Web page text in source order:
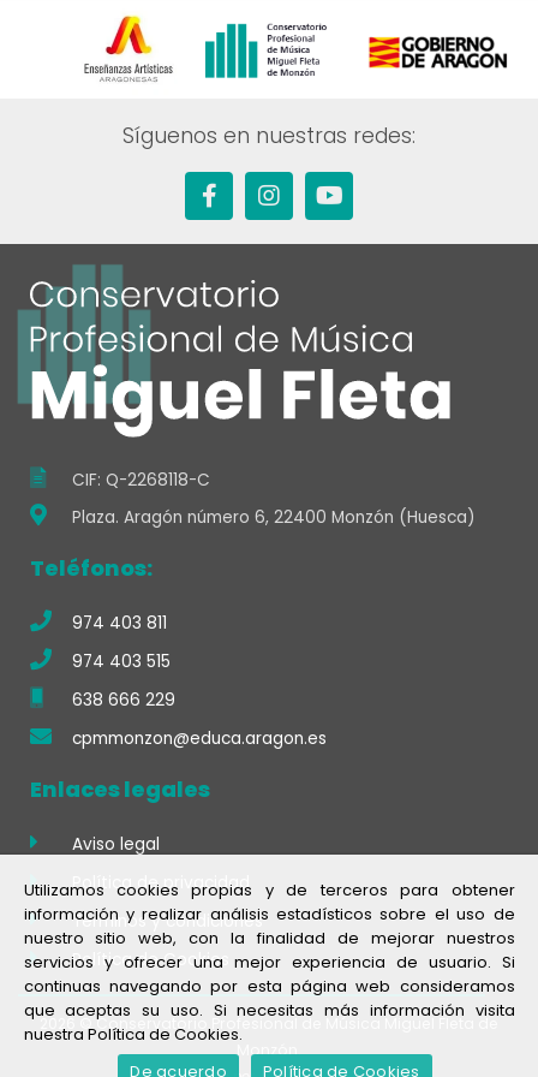
Síguenos en nuestras redes:
F
a
c
e
b
o
o
k
-
f
I
n
s
t
a
g
r
a
m
Y
o
u
t
e
CIF: Q-2268118-C
Plaza. Aragón número 6, 22400 Monzón (Huesca)
Teléfonos:
974 403 811
974 403 515
638 666 229
cpmmonzon@educa.aragon.es
Enlaces legales
Aviso legal
Política de privacidad
Términos y condiciones
Política de Cookies
2026 © Conservatorio Profesional de Música Miguel Fleta de
Monzón.
Utilizamos cookies propias y de terceros para obtener
información y realizar análisis estadísticos sobre el uso de
nuestro sitio web, con la finalidad de mejorar nuestros
servicios y ofrecer una mejor experiencia de usuario. Si
continuas navegando por esta página web consideramos
que aceptas su uso. Si necesitas más información visita
nuestra Política de Cookies.
De acuerdo
Política de Cookies